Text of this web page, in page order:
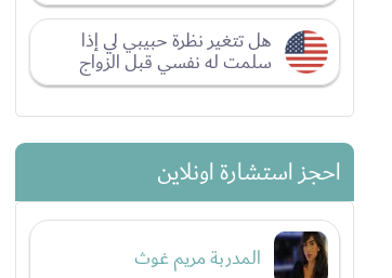
هل تتغير نظرة حبيبي لي إذا
سلمت له نفسي قبل الزواج
احجز استشارة اونلاين
المدربة مريم غوث